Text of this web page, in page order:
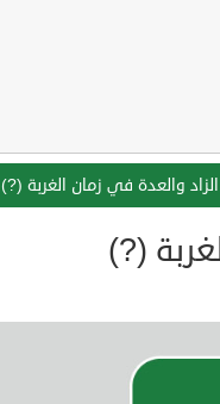
الزاد والعدة في زمان الغربة (?)
(?)